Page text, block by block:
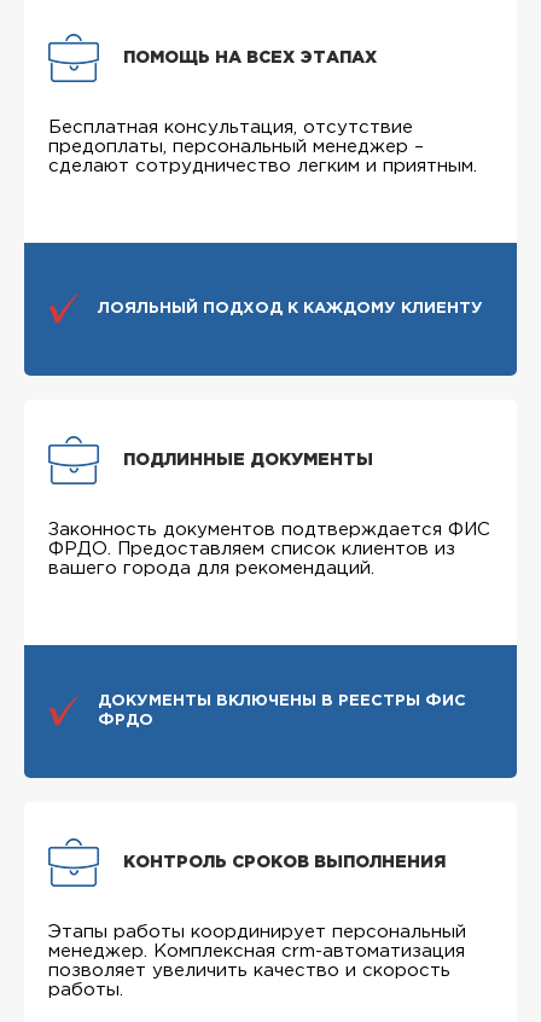
ПОМОЩЬ НА ВСЕХ ЭТАПАХ
Бесплатная консультация, отсутствие
предоплаты, персональный менеджер –
сделают сотрудничество легким и приятным.
ЛОЯЛЬНЫЙ ПОДХОД К КАЖДОМУ КЛИЕНТУ
ПОДЛИННЫЕ ДОКУМЕНТЫ
Законность документов подтверждается ФИС
ФРДО. Предоставляем список клиентов из
вашего города для рекомендаций.
ДОКУМЕНТЫ ВКЛЮЧЕНЫ В РЕЕСТРЫ ФИС
ФРДО
КОНТРОЛЬ СРОКОВ ВЫПОЛНЕНИЯ
Этапы работы координирует персональный
менеджер. Комплексная crm-автоматизация
позволяет увеличить качество и скорость
работы.